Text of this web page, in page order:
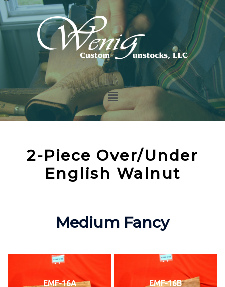
2-Piece Over/Under
English Walnut
Medium Fancy
EMF-16A EMF-16B